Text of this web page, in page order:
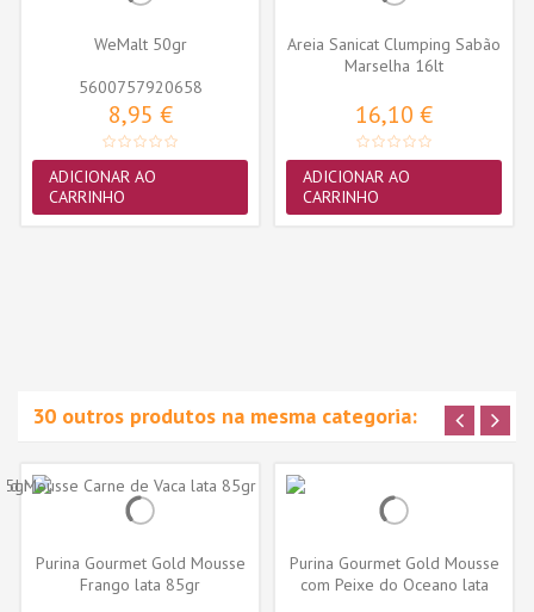
WeMalt 50gr
5600757920658
8,95 €
ADICIONAR AO
CARRINHO
Areia Sanicat Clumping Sabão
Marselha 16lt
16,10 €
ADICIONAR AO
CARRINHO
30 outros produtos na mesma categoria:
Purina Gourmet Gold Mousse
Frango lata 85gr
Purina Gourmet Gold Mousse
com Peixe do Oceano lata